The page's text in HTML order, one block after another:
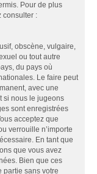
Pour de plus
consulter :
obscène, vulgaire,
ou tout autre
du pays où
Le faire peut
avec une
si nous le jugeons
sont enregistrées
acceptez que
verrouille n’importe
En tant que
que vous avez
Bien que ces
partie sans votre